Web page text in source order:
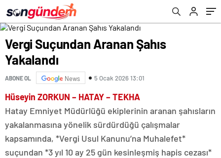
Vergi Suçundan Aranan Şahıs
Yakalandı
ABONE OL News 5 Ocak 2026 13:01
Hüseyin ZORKUN – HATAY – TEKHA
Hatay Emniyet Müdürlüğü ekiplerinin aranan şahısların
yakalanmasına yönelik sürdürdüğü çalışmalar
kapsamında, *Vergi Usul Kanunu’na Muhalefet*
suçundan *3 yıl 10 ay 25 gün kesinleşmiş hapis cezası*